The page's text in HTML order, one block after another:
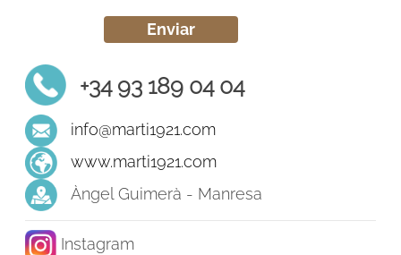
+34 93 189 04 04
info@marti1921.com
www.marti1921.com
Àngel Guimerà - Manresa
Instagram